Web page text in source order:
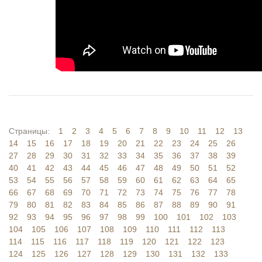
Страницы: 1 2 3 4 5 6 7 8 9 10 11 12
13
14
15 16 17 18 19 20 21 22 23 24 25
26
27
28 29 30 31 32 33 34 35 36 37 38
39
40
41 42 43 44 45 46 47 48 49 50 51
52
53
54 55 56 57 58 59 60 61 62 63 64
65
66
67 68 69 70 71 72 73 74 75 76 77
78
79
80 81 82 83 84 85 86 87 88 89 90
91
92
93 94 95 96 97 98 99 100 101 102
103
104
105 106 107 108 109 110 111 112
113
114
115 116 117 118 119 120 121 122
123
124
125 126 127 128 129 130 131 132
133